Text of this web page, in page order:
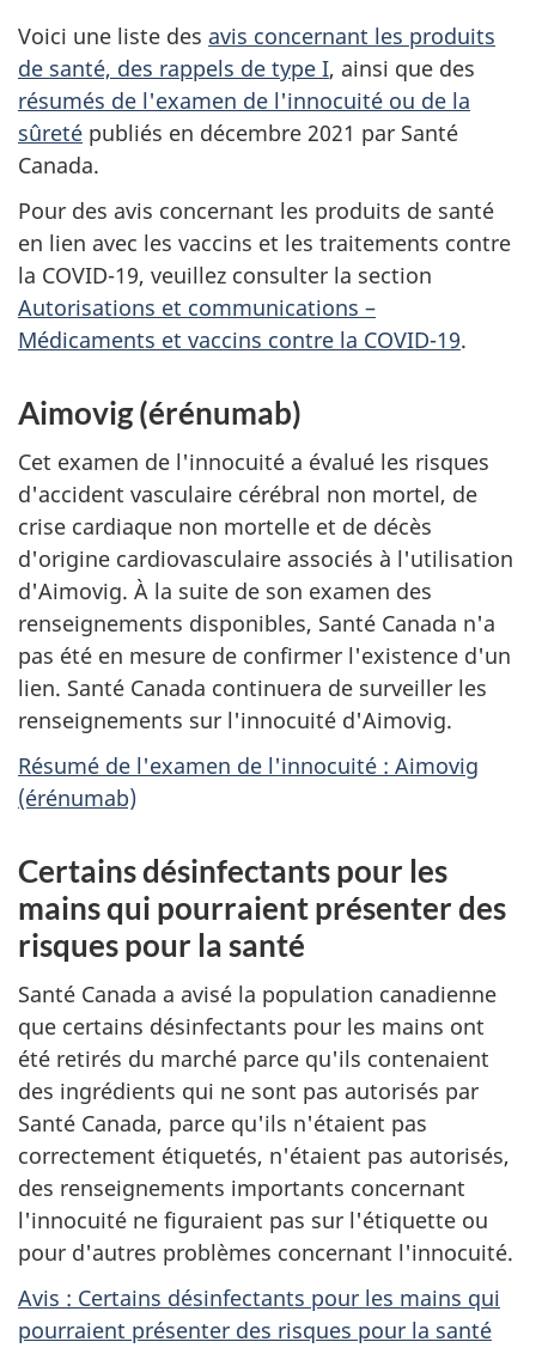
Voici une liste des avis concernant les produits
de santé, des rappels de type I, ainsi que des
résumés de l'examen de l'innocuité ou de la
sûreté publiés en décembre 2021 par Santé
Canada.
Pour des avis concernant les produits de santé
en lien avec les vaccins et les traitements contre
la COVID-19, veuillez consulter la section
Autorisations et communications –
Médicaments et vaccins contre la COVID-19.
Aimovig (érénumab)
Cet examen de l'innocuité a évalué les risques
d'accident vasculaire cérébral non mortel, de
crise cardiaque non mortelle et de décès
d'origine cardiovasculaire associés à l'utilisation
d'Aimovig. À la suite de son examen des
renseignements disponibles, Santé Canada n'a
pas été en mesure de confirmer l'existence d'un
lien. Santé Canada continuera de surveiller les
renseignements sur l'innocuité d'Aimovig.
Résumé de l'examen de l'innocuité : Aimovig
(érénumab)
Certains désinfectants pour les
mains qui pourraient présenter des
risques pour la santé
Santé Canada a avisé la population canadienne
que certains désinfectants pour les mains ont
été retirés du marché parce qu'ils contenaient
des ingrédients qui ne sont pas autorisés par
Santé Canada, parce qu'ils n'étaient pas
correctement étiquetés, n'étaient pas autorisés,
des renseignements importants concernant
l'innocuité ne figuraient pas sur l'étiquette ou
pour d'autres problèmes concernant l'innocuité.
Avis : Certains désinfectants pour les mains qui
pourraient présenter des risques pour la santé